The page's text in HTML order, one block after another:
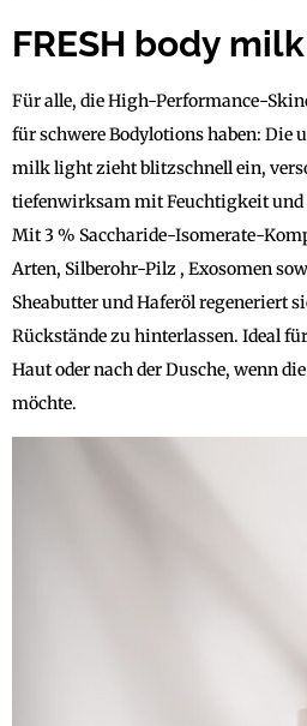
FRESH body
Für alle, die High-Performance-
für schwere Bodylotions haben: Die
milk light zieht blitzschnell ein,
tiefenwirksam mit Feuchtigkeit und
Mit 3 % Saccharide-Isomerate-
Arten, Silberohr-Pilz , Exosomen
Sheabutter und Haferöl regeneriert
Rückstände zu hinterlassen. Ideal
Haut oder nach der Dusche, wenn
möchte.